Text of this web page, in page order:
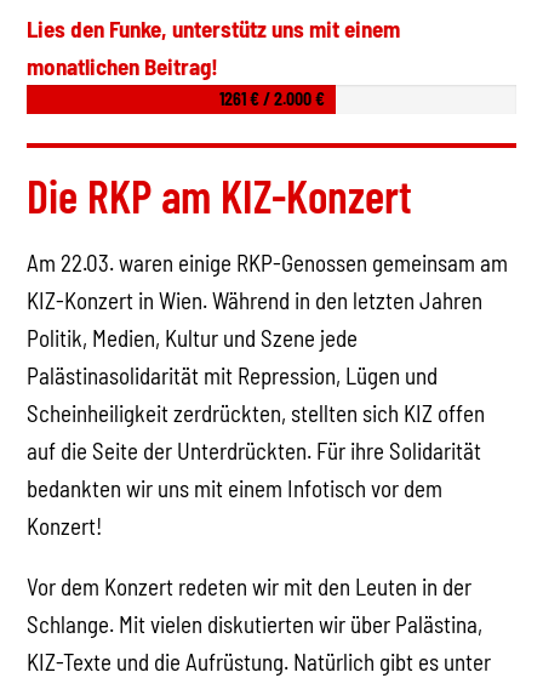
Lies den Funke, unterstütz uns mit einem
monatlichen Beitrag!
1261 € / 2.000 €
Die RKP am KIZ-Konzert
Am 22.03. waren einige RKP-Genossen gemeinsam am
KIZ-Konzert in Wien. Während in den letzten Jahren
Politik, Medien, Kultur und Szene jede
Palästinasolidarität mit Repression, Lügen und
Scheinheiligkeit zerdrückten, stellten sich KIZ offen
auf die Seite der Unterdrückten. Für ihre Solidarität
bedankten wir uns mit einem Infotisch vor dem
Konzert!
Vor dem Konzert redeten wir mit den Leuten in der
Schlange. Mit vielen diskutierten wir über Palästina,
KIZ-Texte und die Aufrüstung. Natürlich gibt es unter